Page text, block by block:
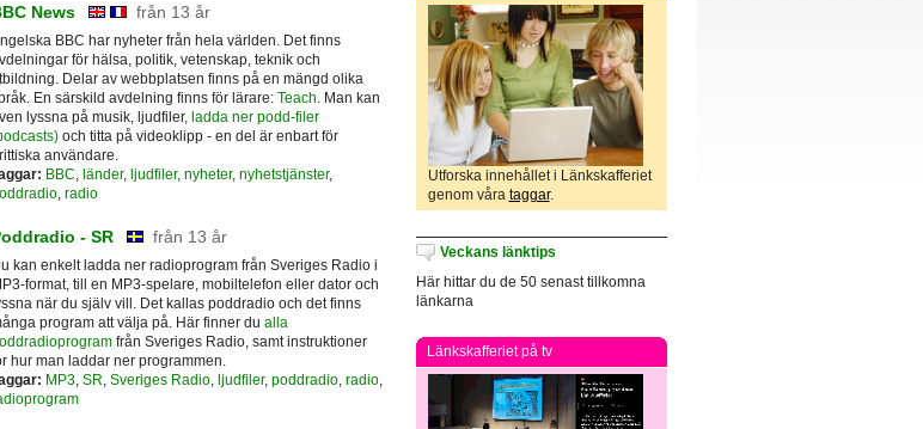
News från 13 år
BBC har nyheter från hela världen. Det finns
för hälsa, politik, vetenskap, teknik och
Delar av webbplatsen finns på en mängd olika
En särskild avdelning finns för lärare: Teach . Man kan
lyssna på musik, ljudfiler, ladda ner podd-filer
och titta på videoklipp - en del är enbart för
användare.
BBC länder, ljudfiler, nyheter, nyhetstjänster,
, radio
- SR från 13 år
kan enkelt ladda ner radioprogram från Sveriges Radio i
format, till en MP3-spelare, mobiltelefon eller dator och
när du själv vill. Det kallas poddradio och det finns
program att välja på. Här finner du alla
från Sveriges Radio, samt instruktioner
hur man laddar ner programmen.
MP3, SR, Sveriges Radio, ljudfiler, poddradio, radio,
Utforska innehållet i Länkskafferiet
genom våra taggar.
Veckans länktips
Här hittar du de 50 senast tillkomna
länkarna
Länkskafferiet på tv